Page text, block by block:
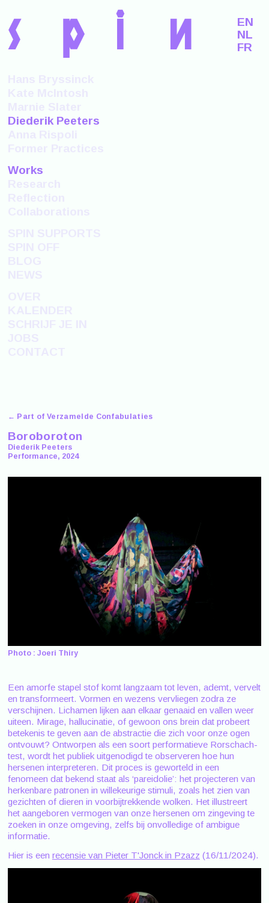
s p i n
Diederik Peeters
Works
EN
NL
FR
← Part of Verzamelde Confabulaties
Boroboroton
Diederik Peeters
Performance, 2024
Photo : Joeri Thiry
Een amorfe stapel stof komt langzaam tot leven, ademt, vervelt
en transformeert. Vormen en wezens vervliegen zodra ze
verschijnen. Lichamen lijken aan elkaar genaaid en vallen weer
uiteen. Mirage, hallucinatie, of gewoon ons brein dat probeert
betekenis te geven aan de abstractie die zich voor onze ogen
ontvouwt? Ontworpen als een soort performatieve Rorschach-
test, wordt het publiek uitgenodigd te observeren hoe hun
hersenen interpreteren. Dit proces is geworteld in een
fenomeen dat bekend staat als ‘pareidolie’: het projecteren van
herkenbare patronen in willekeurige stimuli, zoals het zien van
gezichten of dieren in voorbijtrekkende wolken. Het illustreert
het aangeboren vermogen van onze hersenen om zingeving te
zoeken in onze omgeving, zelfs bij onvolledige of ambigue
informatie.
Hier is een recensie van Pieter T'Jonck in Pzazz (16/11/2024).